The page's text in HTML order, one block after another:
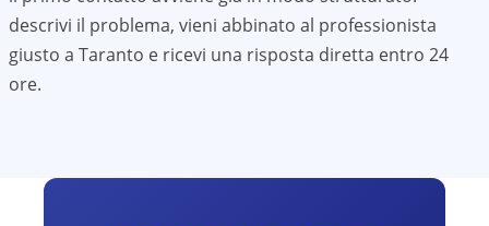
descrivi il problema, vieni abbinato al professionista
giusto a Taranto e ricevi una risposta diretta entro 24
ore.